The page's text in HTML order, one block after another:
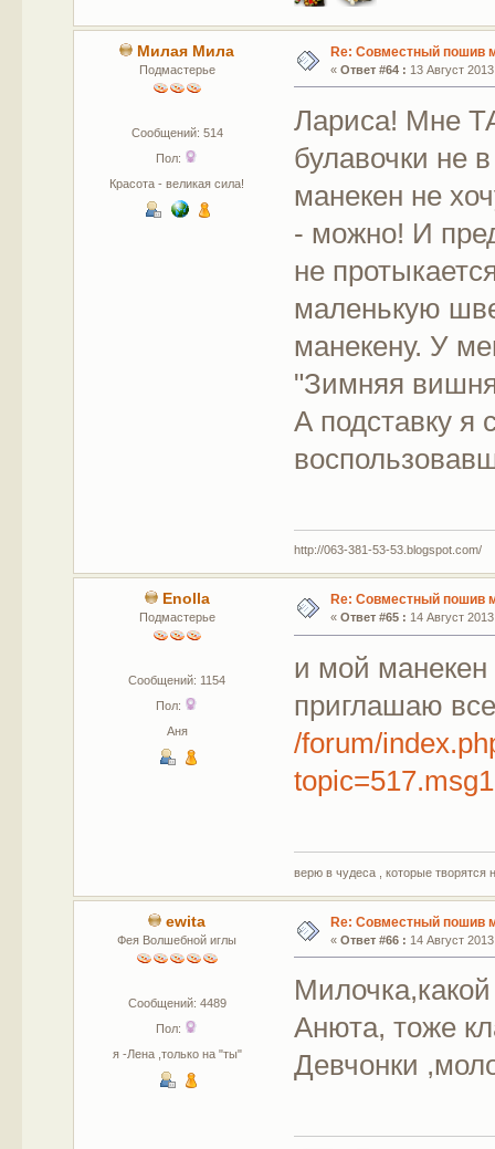
Милая Мила
Подмастерье
Сообщений: 514
Пол:
Красота - великая сила!
Re: Совместный пошив
« Ответ #64 : 13 Август
Лариса! Мне
булавочки не
манекен не
- можно! И
не
маленькую
манекену. У
"Зимняя
А подставку я
http://063-381-53-53.blogspot.com/
Enolla
Подмастерье
Сообщений: 1154
Пол:
Аня
Re: Совместный пошив
« Ответ #65 : 14 Август
и мой манекен
приглашаю
/forum/
верю в чудеса , которые творятся
ewita
Фея Волшебной иглы
Сообщений: 4489
Пол:
я -Лена ,только на "ты"
Re: Совместный пошив
« Ответ #66 : 14 Август
Анюта, тоже
Девчонки